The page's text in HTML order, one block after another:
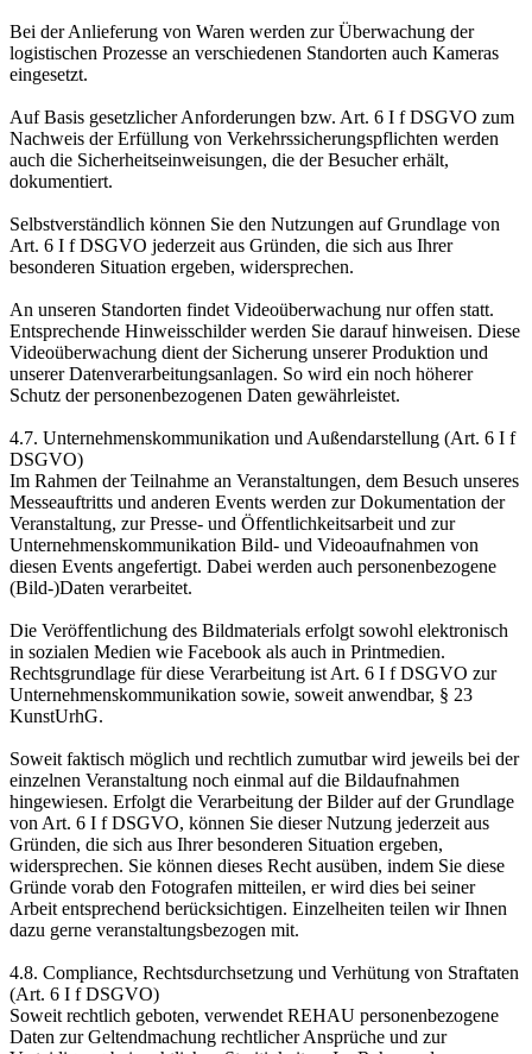
Bei der Anlieferung von Waren werden zur Überwachung der
logistischen Prozesse an verschiedenen Standorten auch Kameras
eingesetzt.
Auf Basis gesetzlicher Anforderungen bzw. Art. 6 I f DSGVO zum
Nachweis der Erfüllung von Verkehrssicherungs­pflichten werden
auch die Sicherheits­einweisungen, die der Besucher erhält,
dokumentiert.
Selbstverständlich können Sie den Nutzungen auf Grundlage von
Art. 6 I f DSGVO jederzeit aus Gründen, die sich aus Ihrer
besonderen Situation ergeben, widersprechen.
An unseren Standorten findet Videoüberwachung nur offen statt.
Entsprechende Hinweisschilder werden Sie darauf hinweisen. Diese
Videoüberwachung dient der Sicherung unserer Produktion und
unserer Datenverarbeitungs­anlagen. So wird ein noch höherer
Schutz der personen­bezogenen Daten gewährleistet.
4.7. Unternehmenskommunikation und Außendarstellung (Art. 6 I f
DSGVO)
Im Rahmen der Teilnahme an Veranstaltungen, dem Besuch unseres
Messeauftritts und anderen Events werden zur Dokumentation der
Veranstaltung, zur Presse- und Öffentlichkeitsarbeit und zur
Unternehmenskommunikation Bild- und Videoaufnahmen von
diesen Events angefertigt. Dabei werden auch personenbezogene
(Bild-)Daten verarbeitet.
Die Veröffentlichung des Bildmaterials erfolgt sowohl elektronisch
in sozialen Medien wie Facebook als auch in Printmedien.
Rechtsgrundlage für diese Verarbeitung ist Art. 6 I f DSGVO zur
Unternehmens­kommunikation sowie, soweit anwendbar, § 23
KunstUrhG.
Soweit faktisch möglich und rechtlich zumutbar wird jeweils bei der
einzelnen Veranstaltung noch einmal auf die Bildaufnahmen
hingewiesen. Erfolgt die Verarbeitung der Bilder auf der Grundlage
von Art. 6 I f DSGVO, können Sie dieser Nutzung jederzeit aus
Gründen, die sich aus Ihrer besonderen Situation ergeben,
widersprechen. Sie können dieses Recht ausüben, indem Sie diese
Gründe vorab den Fotografen mitteilen, er wird dies bei seiner
Arbeit entsprechend berücksichtigen. Einzelheiten teilen wir Ihnen
dazu gerne veranstaltungs­bezogen mit.
4.8. Compliance, Rechtsdurchsetzung und Verhütung von Straftaten
(Art. 6 I f DSGVO)
Soweit rechtlich geboten, verwendet REHAU personenbezogene
Daten zur Geltendmachung rechtlicher Ansprüche und zur